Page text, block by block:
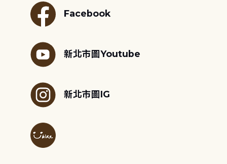
Facebook
新北市圖Youtube
新北市圖IG